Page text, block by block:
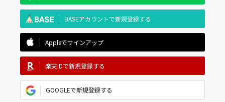
BASEアカウントで新規登録する
Appleでサインアップ
楽天IDで新規登録する
GOOGLEで新規登録する